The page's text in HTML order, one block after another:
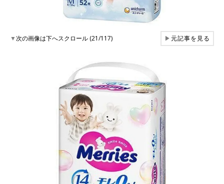
▼次の画像は下へスクロール (21/117) ▶元記事を見る